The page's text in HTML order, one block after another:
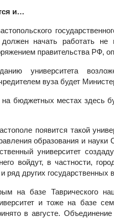
и…
начать работать не
правительства РФ,
университета
вуза будет
на бюджетных местах здесь
появится такой
образования и науки
университет
войдут, в частности,
ряд других государственных
на базе Таврического
и тоже на базе
в августе.